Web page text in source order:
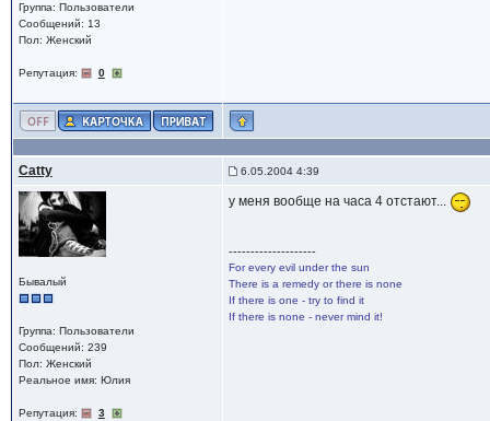
Группа: Пользователи
Сообщений: 13
Пол: Женский
Репутация: 0
Catty 6.05.2004 4:39
Бывалый
Группа: Пользователи
Сообщений: 239
Пол: Женский
Реальное имя: Юлия
Репутация: 3
у меня вообще на часа 4 отстают...
--------------------
For every evil under the sun
There is a remedy or there is none
If there is one - try to find it
If there is none - never mind it!